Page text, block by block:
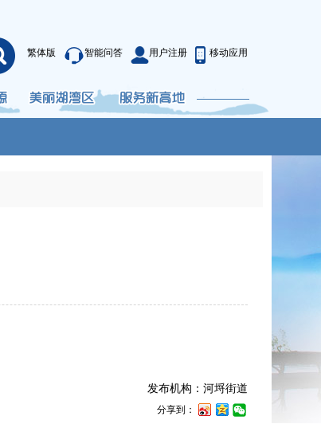
繁体版 智能问答 用户注册 移动应用
发布机构：河埒街道
分享到：